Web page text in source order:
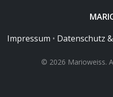
Impressum • Datenschutz
© 2026 Marioweiss.